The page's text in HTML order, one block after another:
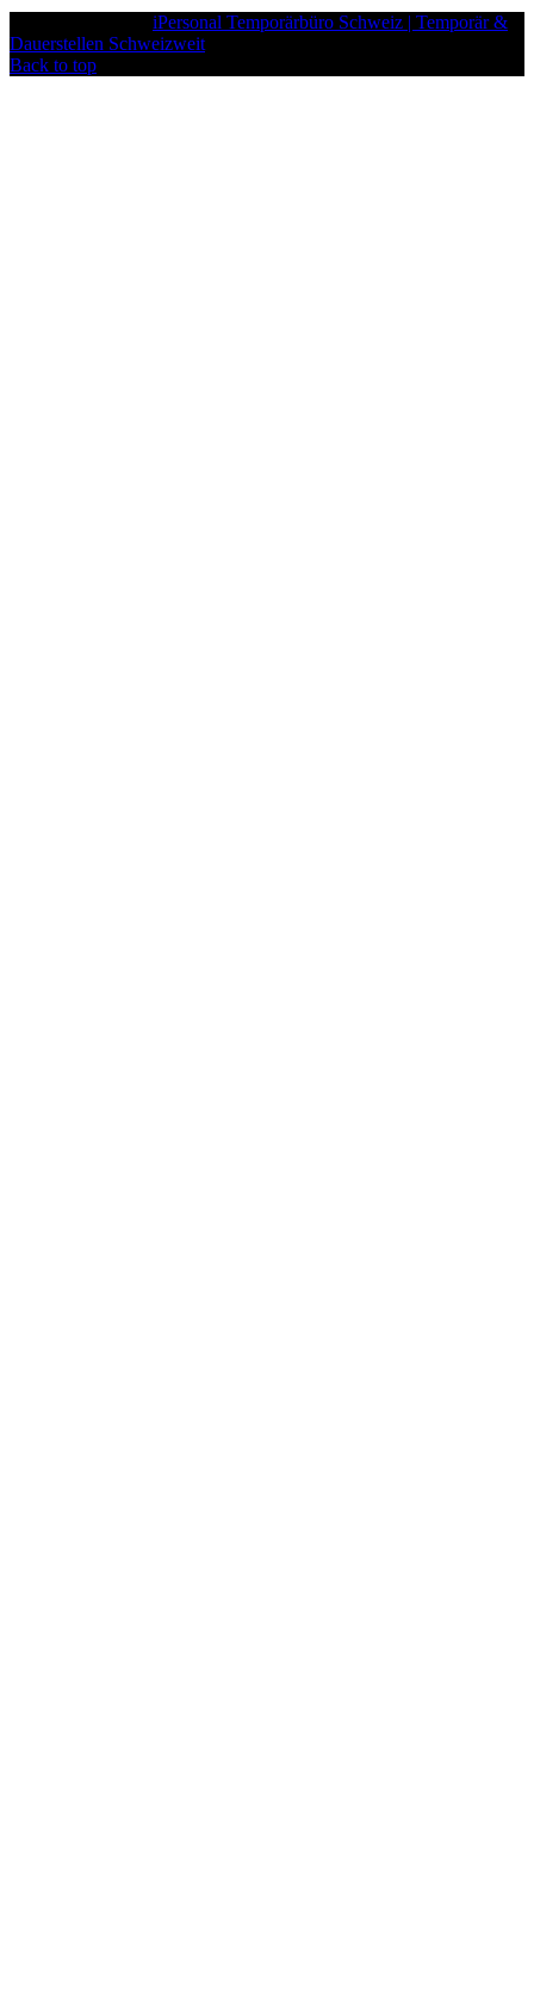
iPersonaliPersonal Temporärbüro Schweiz | Temporär &
Dauerstellen Schweizweit
Back to top